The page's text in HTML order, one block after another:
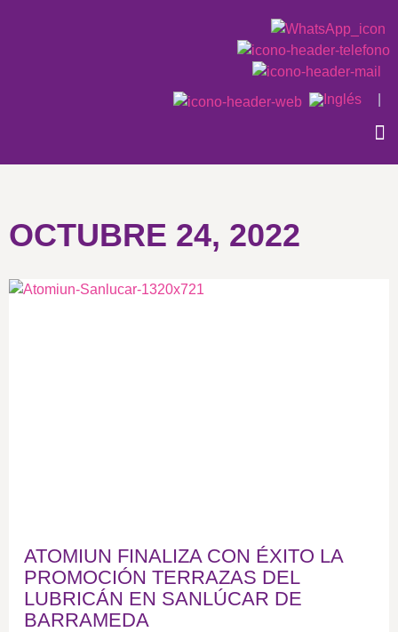
OCTUBRE 24, 2022
ATOMIUN FINALIZA CON ÉXITO LA
PROMOCIÓN TERRAZAS DEL
LUBRICÁN EN SANLÚCAR DE
BARRAMEDA